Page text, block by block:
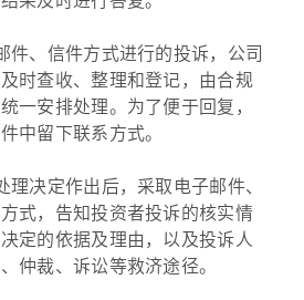
件、信件方式进行的投诉，公司
时查收、整理和登记，由合规
一安排处理。为了便于回复，
中留下联系方式。
决定作出后，采取电子邮件、
式，告知投资者投诉的核实情
定的依据及理由，以及投诉人
仲裁、诉讼等救济途径。